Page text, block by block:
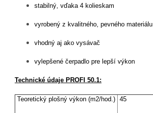
stabilný, vďaka 4 kolieskam
vyrobený z kvalitného, pevného materiálu
vhodný aj ako vysávač
vylepšené čerpadlo pre lepší výkon
Technické údaje PROFI 50.1:
Teoretický plošný výkon (m2/hod.) 45